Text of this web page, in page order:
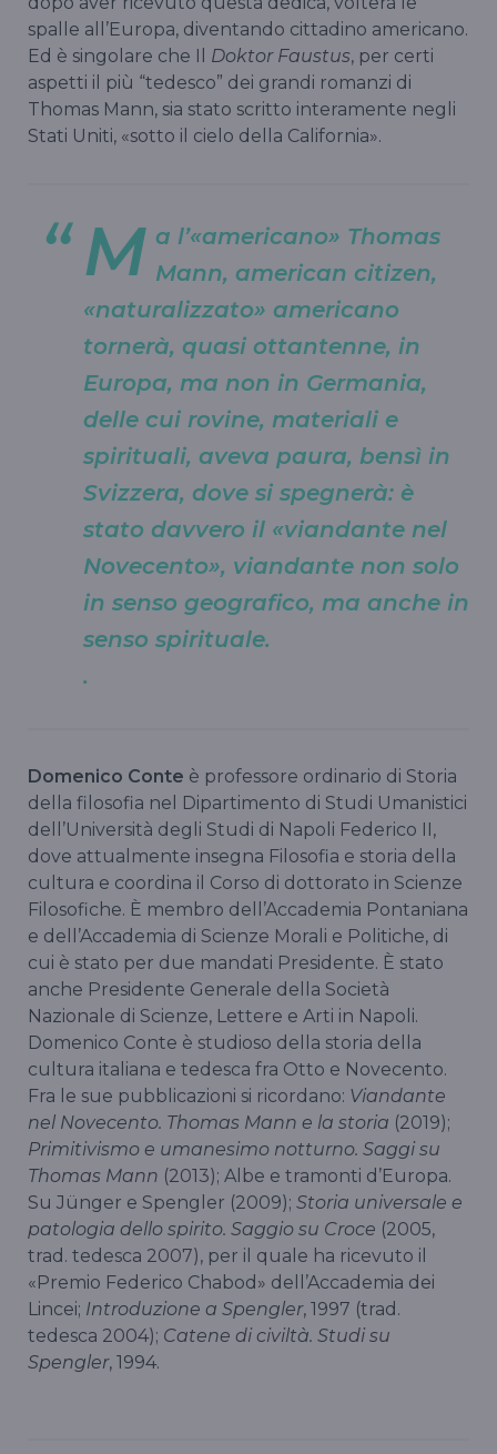
spalle all’Europa, diventando cittadino americano.
Ed è singolare che Il Doktor Faustus, per certi
aspetti il più “tedesco” dei grandi romanzi di
Thomas Mann, sia stato scritto interamente negli
Stati Uniti, «sotto il cielo della California».
M a l’«americano» Thomas
Mann, american citizen,
«naturalizzato» americano
tornerà, quasi ottantenne, in
Europa, ma non in Germania,
delle cui rovine, materiali e
spirituali, aveva paura, bensì in
Svizzera, dove si spegnerà: è
stato davvero il «viandante nel
Novecento», viandante non solo
in senso geografico, ma anche in
senso spirituale.
.
Domenico Conte è professore ordinario di Storia
della filosofia nel Dipartimento di Studi Umanistici
dell’Università degli Studi di Napoli Federico II,
dove attualmente insegna Filosofia e storia della
cultura e coordina il Corso di dottorato in Scienze
Filosofiche. È membro dell’Accademia Pontaniana
e dell’Accademia di Scienze Morali e Politiche, di
cui è stato per due mandati Presidente. È stato
anche Presidente Generale della Società
Nazionale di Scienze, Lettere e Arti in Napoli.
Domenico Conte è studioso della storia della
cultura italiana e tedesca fra Otto e Novecento.
Fra le sue pubblicazioni si ricordano: Viandante
nel Novecento. Thomas Mann e la storia (2019);
Primitivismo e umanesimo notturno. Saggi su
Thomas Mann (2013); Albe e tramonti d’Europa.
Su Jünger e Spengler (2009); Storia universale e
patologia dello spirito. Saggio su Croce (2005,
trad. tedesca 2007), per il quale ha ricevuto il
«Premio Federico Chabod» dell’Accademia dei
Lincei; Introduzione a Spengler, 1997 (trad.
tedesca 2004); Catene di civiltà. Studi su
Spengler, 1994.